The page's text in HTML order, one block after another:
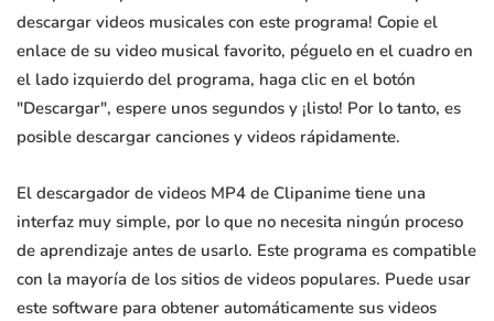
descargar videos musicales con este programa! Copie el
enlace de su video musical favorito, péguelo en el cuadro en
el lado izquierdo del programa, haga clic en el botón
"Descargar", espere unos segundos y ¡listo! Por lo tanto, es
posible descargar canciones y videos rápidamente.
El descargador de videos MP4 de Clipanime tiene una
interfaz muy simple, por lo que no necesita ningún proceso
de aprendizaje antes de usarlo. Este programa es compatible
con la mayoría de los sitios de videos populares. Puede usar
este software para obtener automáticamente sus videos